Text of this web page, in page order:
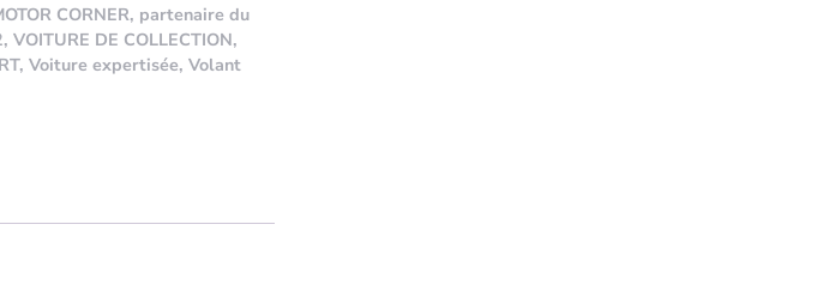
CORNER, partenaire du
, VOITURE DE COLLECTION,
, Voiture expertisée, Volant